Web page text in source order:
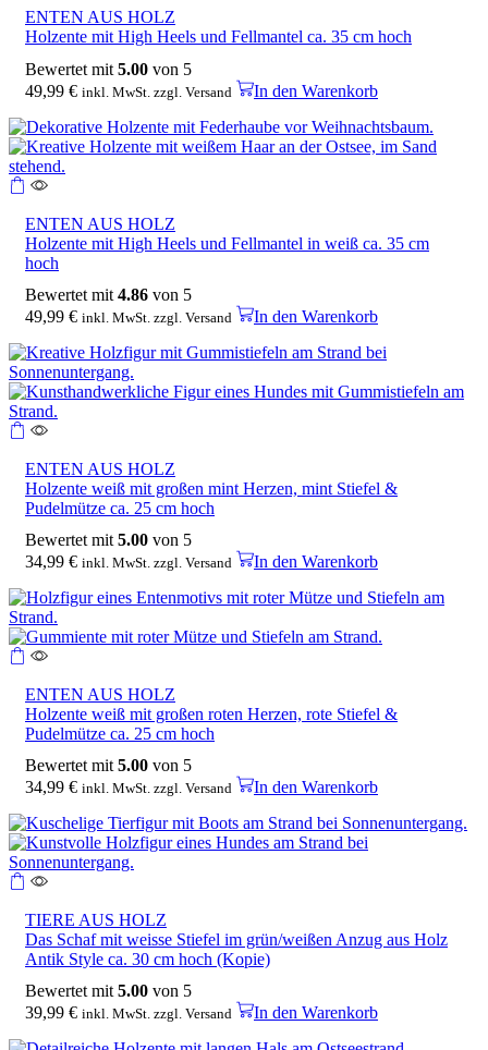
ENTEN AUS HOLZ
Holzente mit High Heels und Fellmantel ca. 35 cm hoch
Bewertet mit 5.00 von 5
49,99 € inkl. MwSt. zzgl. Versand In den Warenkorb
ENTEN AUS HOLZ
Holzente mit High Heels und Fellmantel in weiß ca. 35 cm
hoch
Bewertet mit 4.86 von 5
49,99 € inkl. MwSt. zzgl. Versand In den Warenkorb
ENTEN AUS HOLZ
Holzente weiß mit großen mint Herzen, mint Stiefel &
Pudelmütze ca. 25 cm hoch
Bewertet mit 5.00 von 5
34,99 € inkl. MwSt. zzgl. Versand In den Warenkorb
ENTEN AUS HOLZ
Holzente weiß mit großen roten Herzen, rote Stiefel &
Pudelmütze ca. 25 cm hoch
Bewertet mit 5.00 von 5
34,99 € inkl. MwSt. zzgl. Versand In den Warenkorb
TIERE AUS HOLZ
Das Schaf mit weisse Stiefel im grün/weißen Anzug aus Holz
Antik Style ca. 30 cm hoch (Kopie)
Bewertet mit5.00 von 5
39,99 € inkl. MwSt. zzgl. Versand In den Warenkorb